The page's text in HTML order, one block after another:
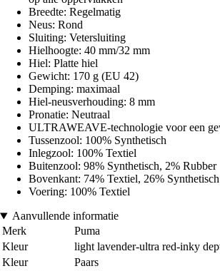
Breedte: Regelmatig
Neus: Rond
Sluiting: Vetersluiting
Hielhoogte: 40 mm/32 mm
Hiel: Platte hiel
Gewicht: 170 g (EU 42)
Demping: maximaal
Hiel-neusverhouding: 8 mm
Pronatie: Neutraal
ULTRAWEAVE-technologie voor een
Tussenzool: 100% Synthetisch
Inlegzool: 100% Textiel
Buitenzool: 98% Synthetisch, 2% Rubber
Bovenkant: 74% Textiel, 26% Synthetisch
Voering: 100% Textiel
Aanvullende informatie
Merk
Puma
Kleur
light lavender-ultra red-inky
Kleur
Paars